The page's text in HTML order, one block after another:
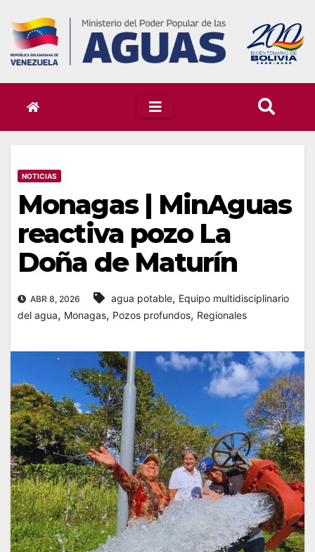
content
NOTICIAS
Monagas | MinAguas
reactiva pozo La
Doña de Maturín
ABR 8, 2026 agua potable, Equipo multidisciplinario
del agua, Monagas, Pozos profundos, Regionales